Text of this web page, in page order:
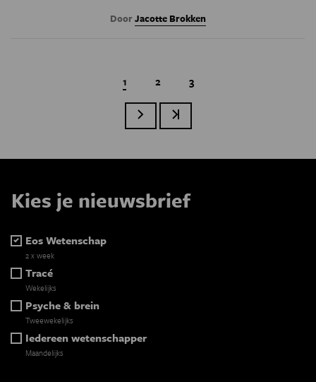
DoorJacotte Brokken
Paginatie
Huidige pagina
1 Page
2 Page
3
Volgende paginaLaatste pagina
Kies je nieuwsbrief
Eos Wetenschap
2 x week
Tracé
Wekelijks
Psyche & brein
Tweewekelijks
Iedereen wetenschapper
Maandelijks